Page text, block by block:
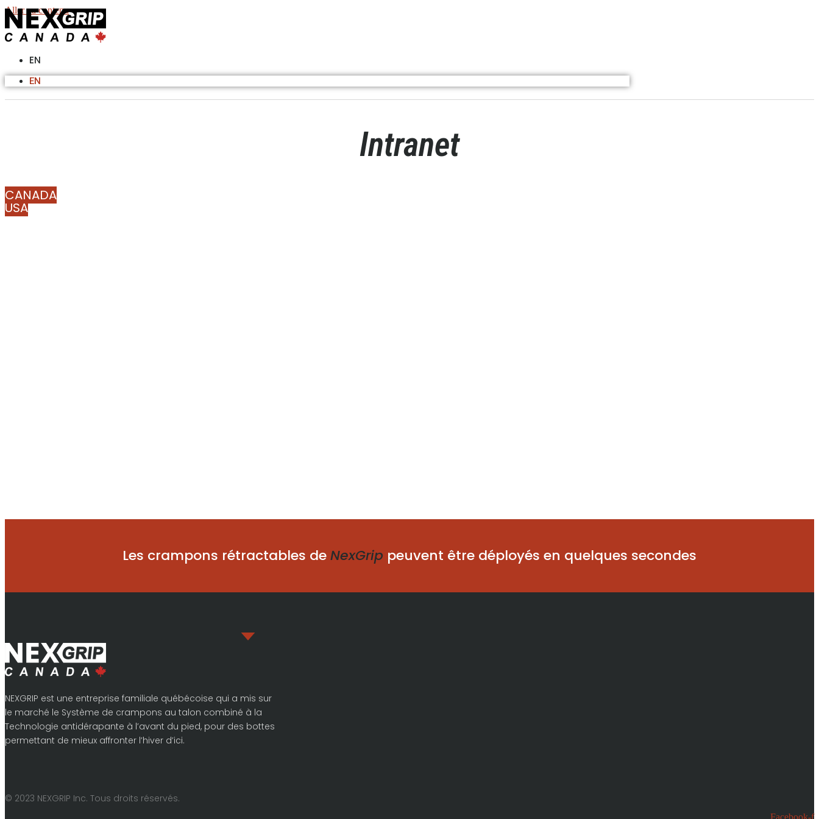
Aller au contenu
EN
EN
Intranet
CANADA
USA
Les crampons rétractables deNexGrip peuvent être déployés en quelques secondes
NEXGRIP est une entreprise familiale québécoise qui a mis sur
le marché le Système de crampons au talon combiné à la
Technologie antidérapante à l’avant du pied, pour des bottes
permettant de mieux affronter l’hiver d’ici.
© 2023 NEXGRIP Inc. Tous droits réservés.